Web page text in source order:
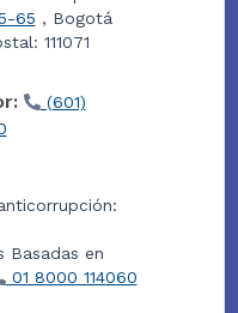
65 , Bogotá
111071
(601)
Basadas en
01 8000 114060